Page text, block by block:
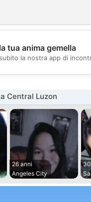
💖
tua anima gemella
la nostra app di
Central Luzon
26 anni
Angeles City
30